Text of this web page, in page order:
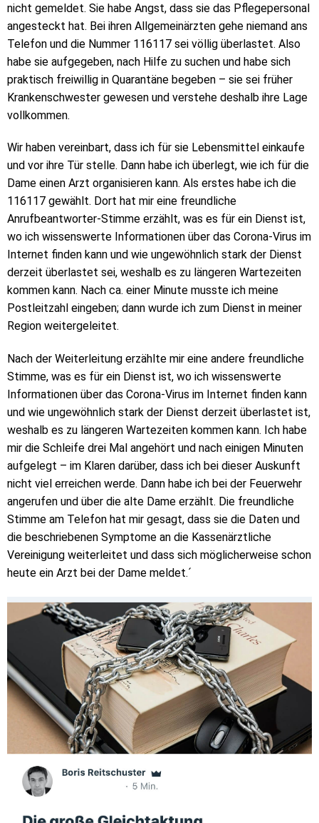
nicht gemeldet. Sie habe Angst, dass sie das Pflegepersonal
angesteckt hat. Bei ihren Allgemeinärzten gehe niemand ans
Telefon und die Nummer 116117 sei völlig überlastet. Also
habe sie aufgegeben, nach Hilfe zu suchen und habe sich
praktisch freiwillig in Quarantäne begeben – sie sei früher
Krankenschwester gewesen und verstehe deshalb ihre Lage
vollkommen.
Wir haben vereinbart, dass ich für sie Lebensmittel einkaufe
und vor ihre Tür stelle. Dann habe ich überlegt, wie ich für die
Dame einen Arzt organisieren kann. Als erstes habe ich die
116117 gewählt. Dort hat mir eine freundliche
Anrufbeantworter-Stimme erzählt, was es für ein Dienst ist,
wo ich wissenswerte Informationen über das Corona-Virus im
Internet finden kann und wie ungewöhnlich stark der Dienst
derzeit überlastet sei, weshalb es zu längeren Wartezeiten
kommen kann. Nach ca. einer Minute musste ich meine
Postleitzahl eingeben; dann wurde ich zum Dienst in meiner
Region weitergeleitet.
Nach der Weiterleitung erzählte mir eine andere freundliche
Stimme, was es für ein Dienst ist, wo ich wissenswerte
Informationen über das Corona-Virus im Internet finden kann
und wie ungewöhnlich stark der Dienst derzeit überlastet ist,
weshalb es zu längeren Wartezeiten kommen kann. Ich habe
mir die Schleife drei Mal angehört und nach einigen Minuten
aufgelegt – im Klaren darüber, dass ich bei dieser Auskunft
nicht viel erreichen werde. Dann habe ich bei der Feuerwehr
angerufen und über die alte Dame erzählt. Die freundliche
Stimme am Telefon hat mir gesagt, dass sie die Daten und
die beschriebenen Symptome an die Kassenärztliche
Vereinigung weiterleitet und dass sich möglicherweise schon
heute ein Arzt bei der Dame meldet.´